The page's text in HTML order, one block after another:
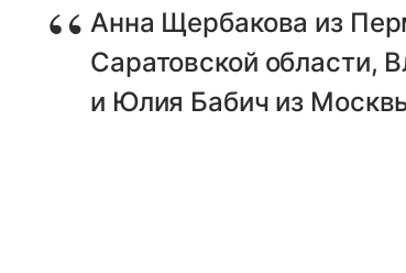
Анна Щербакова из
Саратовской области,
и Юлия Бабич из